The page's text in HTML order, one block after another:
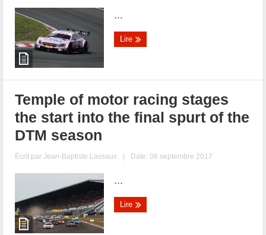
...
Lire
Temple of motor racing stages
the start into the final spurt of the
DTM season
Écrit parJean-Baptiste Lassaux | Date: 06 septembre 2017
...
Lire